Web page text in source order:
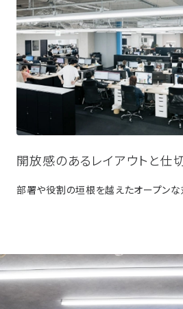
開放感のあるレイアウトと仕
部署や役割の垣根を越えたオープンな